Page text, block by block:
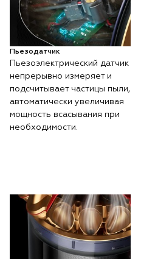
Пьезодатчик
Пьезоэлектрический датчик
непрерывно измеряет и
подсчитывает частицы пыли,
автоматически увеличивая
мощность всасывания при
необходимости.